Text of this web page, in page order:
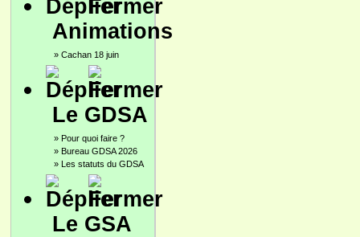
Animations
» Cachan 18 juin
Le GDSA
» Pour quoi faire ?
» Bureau GDSA 2026
» Les statuts du GDSA
Le GSA